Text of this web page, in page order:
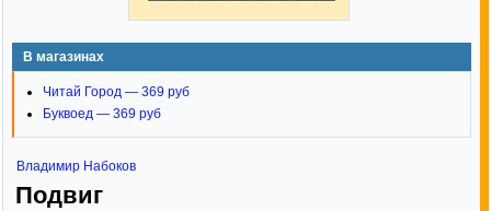
В магазинах
Читай Город — 369 руб
Буквоед — 369 руб
Владимир Набоков
Подвиг